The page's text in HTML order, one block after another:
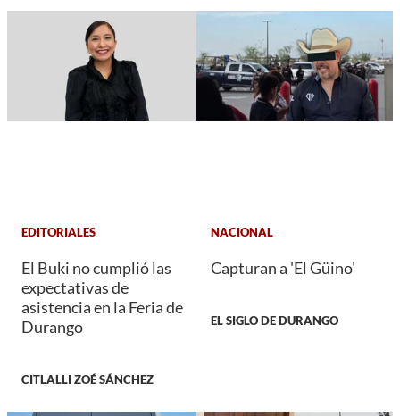
EDITORIALES
El Buki no cumplió las
expectativas de
asistencia en la Feria de
Durango
CITLALLI ZOÉ SÁNCHEZ
NACIONAL
Capturan a 'El Güino'
EL SIGLO DE DURANGO